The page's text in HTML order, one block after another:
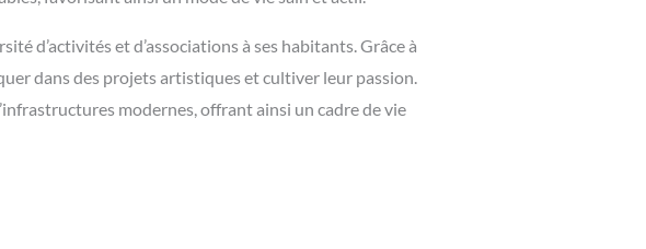
d’activités et d’associations à ses habitants. Grâce à
dans des projets artistiques et cultiver leur passion.
modernes, offrant ainsi un cadre de vie